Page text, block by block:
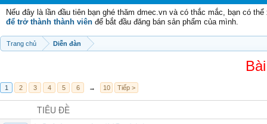
Nếu đây là lần đầu tiên bạn ghé thăm dmec.vn và có thắc mắc, bạn có
để trở thành thành viên để bắt đầu đăng bán sản phẩm của mình.
Trang chủ Diễn đàn
1 2 3 4 5 6 → 10 Tiếp >
TIÊU ĐỀ